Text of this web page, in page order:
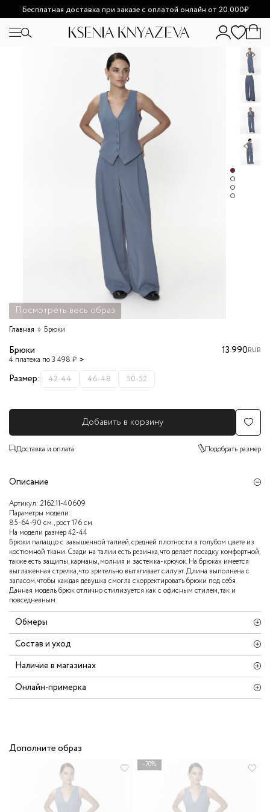
Возможно увеличение сроков доставки из-за высокой
загруженности.
Посмотреть весь образ
Главная Брюки
Брюки
4 платежа по 3 498 ₽
13 990RUB
Размер: 42-44 46-48 50-52
Добавить в корзину
Доставка и оплата Подобрать размер
Описание
Артикул: 2162.11-40609
Параметры модели:
85-64-90 см., рост 176 см.
На модели размер 42-44
Брюки палаццо с завышенной талией, средней плотности в голубом цвете из
костюмной ткани. Сзади на талии есть резинка, что делает посадку комфортной,
также есть защипы, карманы, молния и застежка-крючок. На брюках имеется
выглаженная стрелка, что зрительно вытягивает силуэт. Длина выполнена с
запасом, чтобы каждая девушка смогла скорректировать брюки под себя.
Данная модель брюк отлично стилизуется как с офисным стилем, так и
повседневным.
Обмеры
Состав и уход
Наличие в магазинах
Онлайн-примерка
Дополните образ
-70%